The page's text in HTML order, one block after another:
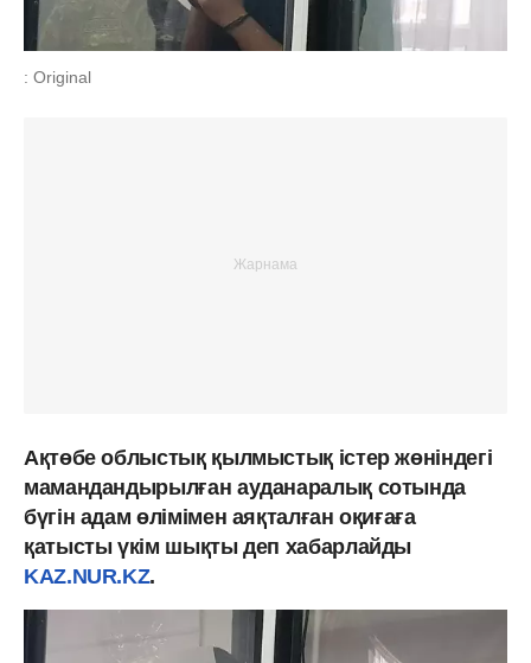
: Original
Ақтөбе облыстық қылмыстық істер жөніндегі
мамандандырылған ауданаралық сотында
бүгін адам өлімімен аяқталған оқиғаға
қатысты үкім шықты деп хабарлайды
KAZ.NUR.KZ.